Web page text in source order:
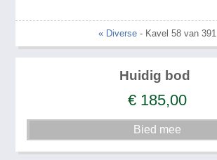
« Diverse - Kavel 58 van 391
Huidig bod
€ 185,00